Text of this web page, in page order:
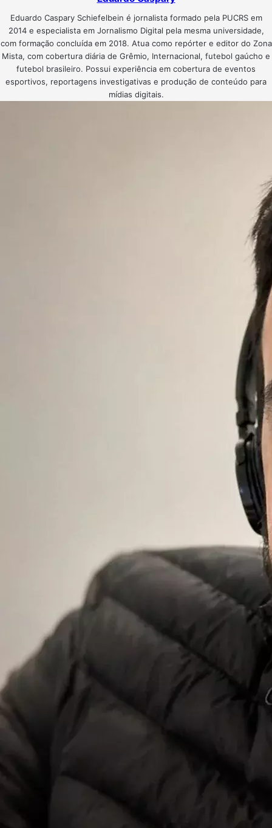
Eduardo Caspary Schiefelbein é jornalista formado pela PUCRS em
2014 e especialista em Jornalismo Digital pela mesma universidade,
com formação concluída em 2018. Atua como repórter e editor do Zona
Mista, com cobertura diária de Grêmio, Internacional, futebol gaúcho e
futebol brasileiro. Possui experiência em cobertura de eventos
esportivos, reportagens investigativas e produção de conteúdo para
mídias digitais.